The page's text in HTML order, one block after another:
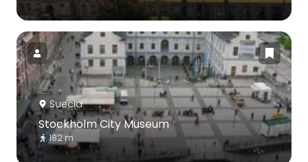
Suecia
Stockholm City Museum
182 m